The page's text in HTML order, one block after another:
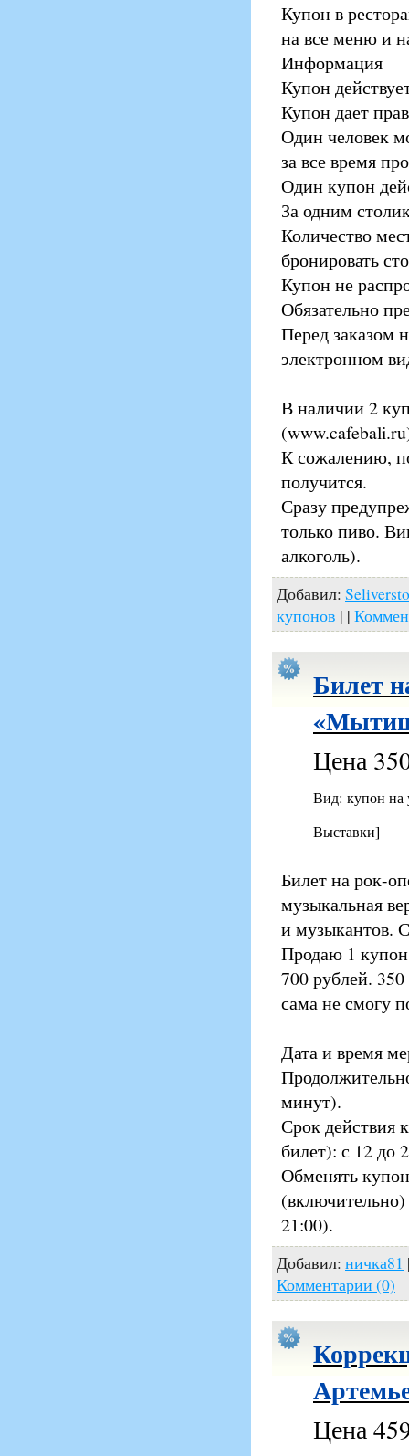
Купон в
на все меню и
Информация
Купон
Купон дает
Один человек
за все время
Один купон
За одним
Количество
бронировать
Купон не
Обязательно
Перед заказом
электронном
В наличии 2
К сожалению,
получится.
Сразу
только пиво.
алкоголь).
Добавил:
купонов | |
Билет
Цена
Вид: купон
Выставки]
Билет на рок-
музыкальная
и музыкантов.
Продаю 1
700 рублей.
сама не смогу
Дата и время
минут).
Срок действия
билет): с 12 до
Обменять
21:00).
Добавил: ничка81
Комментарии (0)
Цена